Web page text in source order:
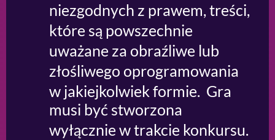
niezgodnych z prawem, treści,
które są powszechnie
uważane za obraźliwe lub
złośliwego oprogramowania
w jakiejkolwiek formie. Gra
musi być stworzona
wyłącznie w trakcie konkursu.